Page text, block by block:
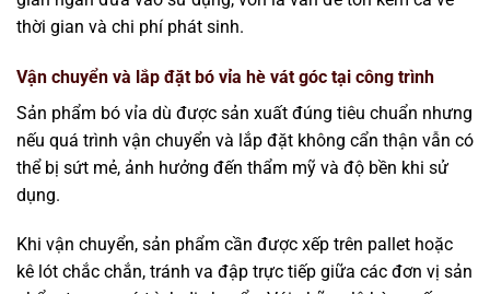
thời gian và chi phí phát sinh.
Vận chuyển và lắp đặt bó vỉa hè vát góc tại công trình
Sản phẩm bó vỉa dù được sản xuất đúng tiêu chuẩn nhưng
nếu quá trình vận chuyển và lắp đặt không cẩn thận vẫn có
thể bị sứt mẻ, ảnh hưởng đến thẩm mỹ và độ bền khi sử
dụng.
Khi vận chuyển, sản phẩm cần được xếp trên pallet hoặc
kê lót chắc chắn, tránh va đập trực tiếp giữa các đơn vị sản